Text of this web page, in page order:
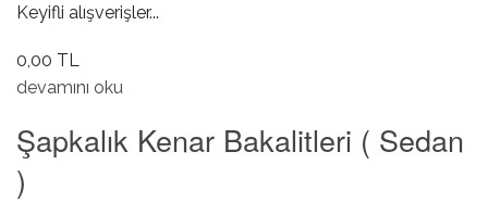
Keyifli alışverişler...
0,00 TL
Egsoz Taban Isı Kalkanı hakkında
devamını oku
Şapkalık Kenar Bakalitleri ( Sedan
)